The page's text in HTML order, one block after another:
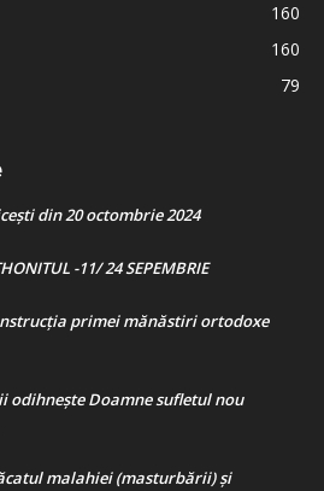
160
160
79
din 20 octombrie 2024
-11/ 24 SEPEMBRIE
primei mănăstiri ortodoxe
odihnește Doamne sufletul nou
malahiei (masturbării) şi